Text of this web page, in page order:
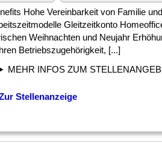
Hohe Vereinbarkeit von Familie
Gleitzeitkonto
Weihnachten und Neujahr
Betriebszugehörigkeit, [...]
MEHR INFOS ZUM
Stellenanzeige